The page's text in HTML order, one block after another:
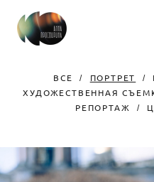
ВСЕ ПОРТРЕТ
ХУДОЖЕСТВЕННАЯ
РЕПОРТАЖ